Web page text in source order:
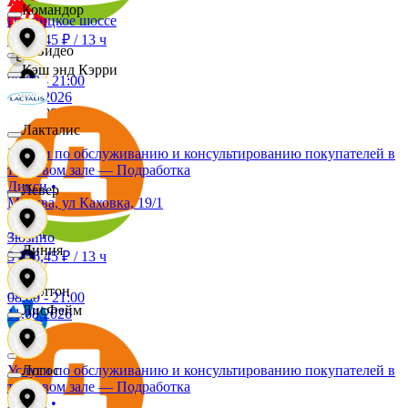
МВидео
Мирос
Монро
Морион
Мултон
НОВЭКС
Командор
Кэш энд Кэрри
Лакталис
Левер
Линия
ЛисФейм
Логос
Пятницкое шоссе
3 856,45 ₽ / 13 ч
08:00 - 21:00
11.08.2026
Услуги по обслуживанию и консультированию покупателей в
торговом зале — Подработка
Дикси•
Москва, ул Каховка, 19/1
Зюзино
3 856,45 ₽ / 13 ч
08:00-21:00
11.08.2026
Услуги по обслуживанию и консультированию покупателей в
торговом зале — Подработка
Дикси •